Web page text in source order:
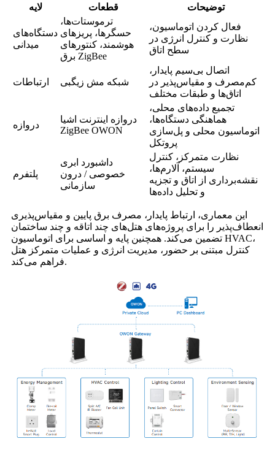
لایه قطعات توضیحات
دستگاه‌های
میدانی
ترموستات‌ها،
حسگرها، پریزهای
هوشمند، کنتورهای
برق ZigBee
فعال کردن اتوماسیون،
نظارت و کنترل انرژی در
سطح اتاق
ارتباطات شبکه مش زیگبی
اتصال بی‌سیم پایدار،
کم‌مصرف و مقیاس‌پذیر در
اتاق‌ها و طبقات مختلف
دروازه
دروازه اینترنت اشیا
ZigBee OWON
تجمیع داده‌های محلی،
هماهنگی دستگاه‌ها،
اتوماسیون محلی و پل‌سازی
پروتکل
پلتفرم
داشبورد ابری
خصوصی / درون
سازمانی
نظارت متمرکز، کنترل
سیستم، آلارم‌ها،
نقشه‌برداری از اتاق و تجزیه
و تحلیل داده‌ها
این معماری، ارتباط پایدار، مصرف برق پایین و مقیاس‌پذیری
انعطاف‌پذیر را برای پروژه‌های هتل‌های چند اتاقه و چند ساختمان
تضمین می‌کند. همچنین پایه و اساسی برای اتوماسیون HVAC،
کنترل مبتنی بر حضور، مدیریت انرژی و عملیات متمرکز هتل
فراهم می‌کند.